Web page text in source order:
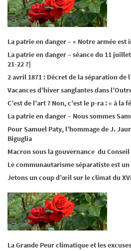
La patrie en danger – « Notre armée est
La patrie en danger – séance du 11
21-22 ?]
2 avril 1871 : Décret de la séparation de
Vacances d’hiver sanglantes dans
C’est de l’art ? Non, c’est le p-ra : « à la
La patrie en danger – Nous sommes
Pour Samuel Paty, l’hommage de J.
Biguglia
Macron sous la gouvernance du
Le communautarisme séparatiste est
Jetons un coup d’œil sur le climat du
La Grande Peur climatique et les